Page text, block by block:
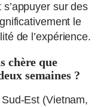
sur des
le
de l’expérience.
chère que
semaines ?
Est (Vietnam,